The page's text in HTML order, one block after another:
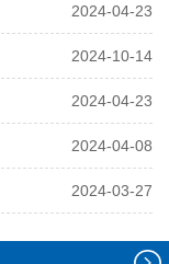
2024-04-23
2024-10-14
2024-04-23
2024-04-08
2024-03-27